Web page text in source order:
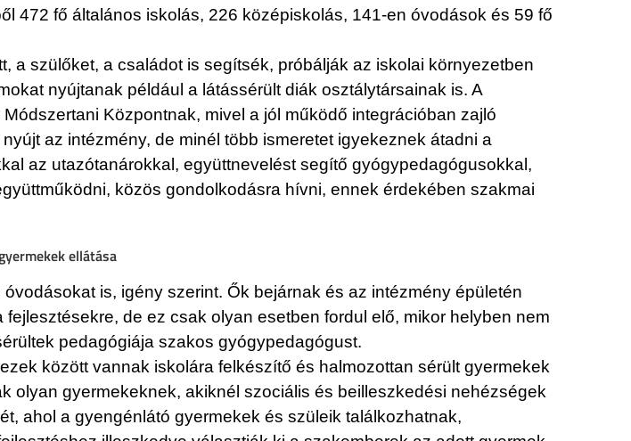
472 fő általános iskolás, 226 középiskolás, 141-en óvodások és 59 fő
a szülőket, a családot is segítsék, próbálják az iskolai környezetben
nyújtanak például a látássérült diák osztálytársainak is. A
Központnak, mivel a jól működő integrációban zajló
az intézmény, de minél több ismeretet igyekeznek átadni a
az utazótanárokkal, együttnevelést segítő gyógypedagógusokkal,
közös gondolkodásra hívni, ennek érdekében szakmai
ellátása
is, igény szerint. Ők bejárnak és az intézmény épületén
de ez csak olyan esetben fordul elő, mikor helyben nem
pedagógiája szakos gyógypedagógust.
között vannak iskolára felkészítő és halmozottan sérült gyermekek
olyan gyermekeknek, akiknél szociális és beilleszkedési nehézségek
ahol a gyengénlátó gyermekek és szüleik találkozhatnak,